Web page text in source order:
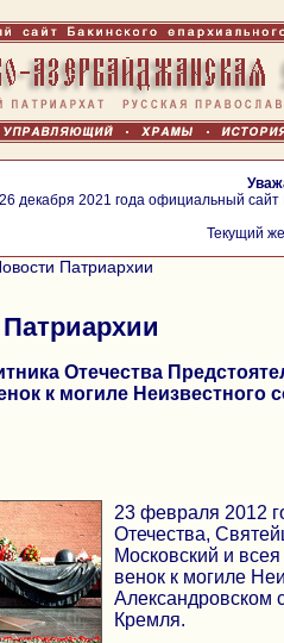
декабря 2021 года официальный
Текущий
Патриархии
Отечества
к могиле Неизвестного
23 февраля 2012
Отечества,
Московский и
венок к могиле
Александровском
Кремля.